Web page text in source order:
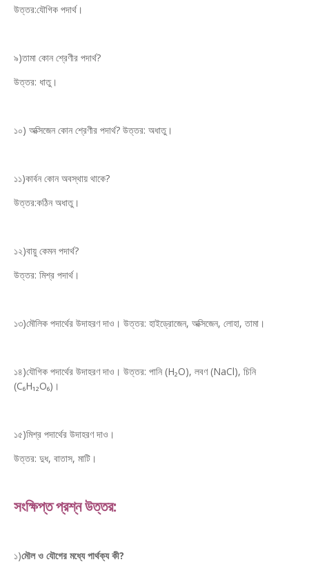
উত্তর:যৌগিক পদার্থ।
৯)তামা কোন শ্রেণীর পদার্থ?
উত্তর: ধাতু।
১০) অক্সিজেন কোন শ্রেণীর পদার্থ? উত্তর: অধাতু।
১১)কার্বন কোন অবস্থায় থাকে?
উত্তর:কঠিন অধাতু।
১২)বায়ু কেমন পদার্থ?
উত্তর: মিশ্র পদার্থ।
১৩)মৌলিক পদার্থের উদাহরণ দাও। উত্তর: হাইড্রোজেন, অক্সিজেন, লোহা, তামা।
১৪)যৌগিক পদার্থের উদাহরণ দাও। উত্তর: পানি (H₂O), লবণ (NaCl), চিনি
(C₆H₁₂O₆)।
১৫)মিশ্র পদার্থের উদাহরণ দাও।
উত্তর: দুধ, বাতাস, মাটি।
সংক্ষিপ্ত প্রশ্ন উত্তর:
১)মৌল ও যৌগের মধ্যে পার্থক্য কী?